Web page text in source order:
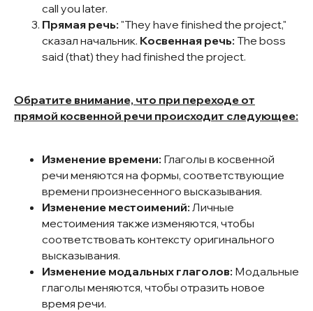
call you later.
Прямая речь: "They have finished the project,"
сказал начальник. Косвенная речь: The boss
said (that) they had finished the project.
Обратите внимание, что при переходе от
прямой косвенной речи происходит следующее:
Изменение времени: Глаголы в косвенной
речи меняются на формы, соответствующие
времени произнесенного высказывания.
Изменение местоимений: Личные
местоимения также изменяются, чтобы
соответствовать контексту оригинального
высказывания.
Изменение модальных глаголов: Модальные
глаголы меняются, чтобы отразить новое
время речи.